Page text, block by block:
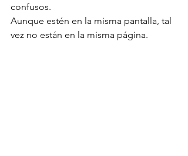
confusos.
Aunque estén en la misma pantalla, tal
vez no están en la misma página.